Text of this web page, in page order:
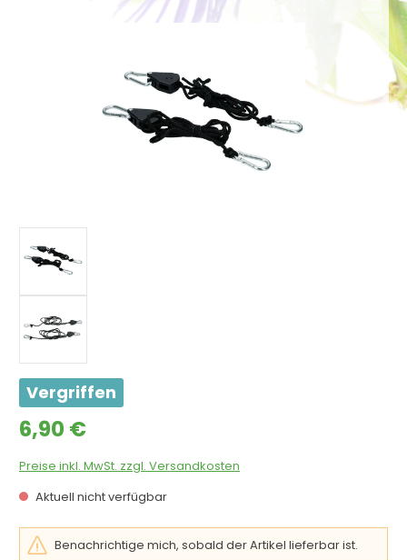
Vergriffen
Regulärer Preis:
6,90 €
Preise inkl. MwSt. zzgl. Versandkosten
Aktuell nicht verfügbar
Benachrichtige mich, sobald der Artikel lieferbar ist.